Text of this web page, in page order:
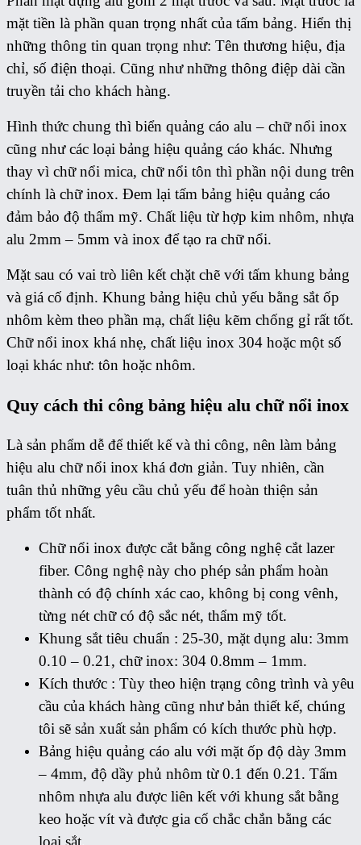
mặt tiền là phần quan trọng nhất của tấm bảng. Hiển thị
những thông tin quan trọng như: Tên thương hiệu, địa
chỉ, số điện thoại. Cũng như những thông điệp dài cần
truyền tải cho khách hàng.
Hình thức chung thì biển quảng cáo alu – chữ nổi inox
cũng như các loại bảng hiệu quảng cáo khác. Nhưng
thay vì chữ nổi mica, chữ nổi tôn thì phần nội dung trên
chính là chữ inox. Đem lại tấm bảng hiệu quảng cáo
đảm bảo độ thẩm mỹ. Chất liệu từ hợp kim nhôm, nhựa
alu 2mm – 5mm và inox để tạo ra chữ nổi.
Mặt sau có vai trò liên kết chặt chẽ với tấm khung bảng
và giá cố định. Khung bảng hiệu chủ yếu bằng sắt ốp
nhôm kèm theo phần mạ, chất liệu kẽm chống gỉ rất tốt.
Chữ nổi inox khá nhẹ, chất liệu inox 304 hoặc một số
loại khác như: tôn hoặc nhôm.
Quy cách thi công bảng hiệu alu chữ nổi inox
Là sản phẩm dễ để thiết kế và thi công, nên làm bảng
hiệu alu chữ nổi inox khá đơn giản. Tuy nhiên, cần
tuân thủ những yêu cầu chủ yếu để hoàn thiện sản
phẩm tốt nhất.
Chữ nổi inox được cắt bằng công nghệ cắt lazer
fiber. Công nghệ này cho phép sản phẩm hoàn
thành có độ chính xác cao, không bị cong vênh,
từng nét chữ có độ sắc nét, thẩm mỹ tốt.
Khung sắt tiêu chuẩn : 25-30, mặt dụng alu: 3mm
0.10 – 0.21, chữ inox: 304 0.8mm – 1mm.
Kích thước : Tùy theo hiện trạng công trình và yêu
cầu của khách hàng cũng như bản thiết kế, chúng
tôi sẽ sản xuất sản phẩm có kích thước phù hợp.
Bảng hiệu quảng cáo alu với mặt ốp độ dày 3mm
– 4mm, độ dầy phủ nhôm từ 0.1 đến 0.21. Tấm
nhôm nhựa alu được liên kết với khung sắt bằng
keo hoặc vít và được gia cố chắc chắn bằng các
loại sắt.